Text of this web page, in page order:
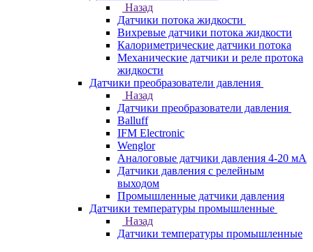
Назад
Датчики потока жидкости
Вихревые датчики потока жидкости
Калориметрические датчики потока
Механические датчики и реле протока
жидкости
Датчики преобразователи давления
Назад
Датчики преобразователи давления
Balluff
IFM Electronic
Wenglor
Аналоговые датчики давления 4-20 мА
Датчики давления с релейным
выходом
Промышленные датчики давления
Датчики температуры промышленные
Назад
Датчики температуры промышленные